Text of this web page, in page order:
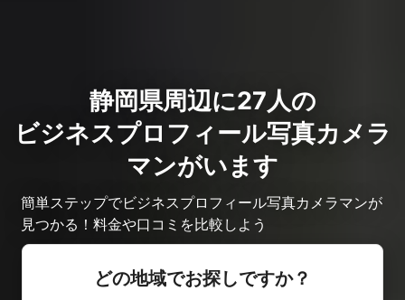
静岡県周辺に27人の
ビジネスプロフィール写真カメラ
マンがいます
簡単ステップでビジネスプロフィール写真カメラマンが
見つかる！料金や口コミを比較しよう
どの地域でお探しですか？